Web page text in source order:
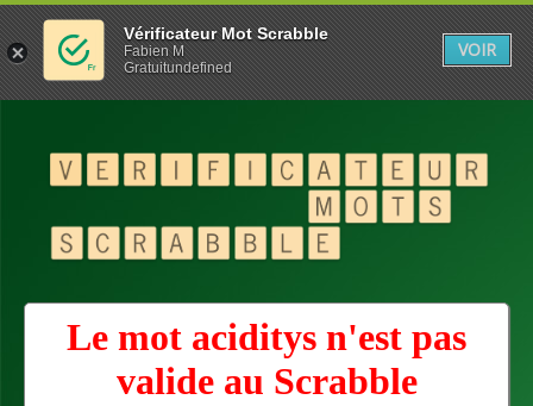
Le mot aciditys n'est pas
valide au Scrabble
Vérificateur Mot Scrabble
Fabien M
Gratuitundefined
VOIR